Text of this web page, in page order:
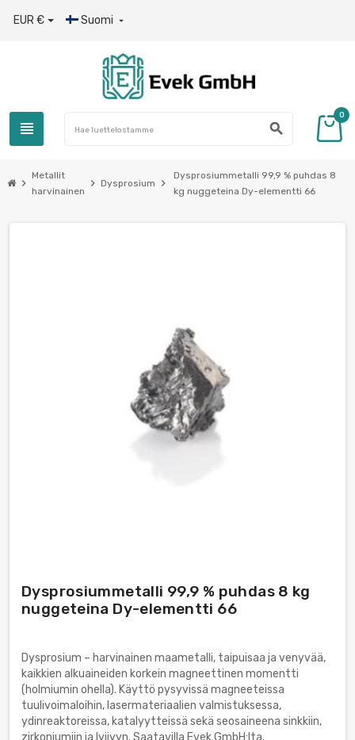
EUR € Suomi 
view_headline search
0
chevron_right
Metallit
harvinainen
chevron_right Dysprosium chevron_right
Dysprosiummetalli 99,9 % puhdas 8
kg nuggeteina Dy-elementti 66
Dysprosiummetalli 99,9 % puhdas 8 kg
nuggeteina Dy-elementti 66
Dysprosium – harvinainen maametalli, taipuisaa ja venyvää,
kaikkien alkuaineiden korkein magneettinen momentti
(holmiumin ohella). Käyttö pysyvissä magneeteissa
tuulivoimaloihin, lasermateriaalien valmistuksessa,
ydinreaktoreissa, katalyytteissä sekä seosaineena sinkkiin,
zirkoniumiin ja lyijyyn. Saatavilla Evek GmbH:lta.